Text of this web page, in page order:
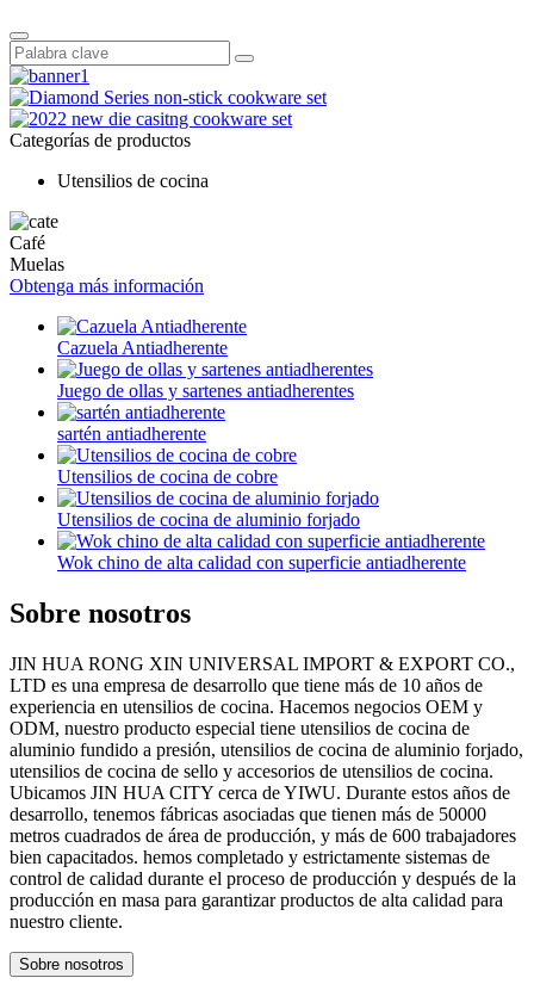
Categorías de productos
Utensilios de cocina
Café
Muelas
Obtenga más información
Cazuela Antiadherente
Juego de ollas y sartenes antiadherentes
sartén antiadherente
Utensilios de cocina de cobre
Utensilios de cocina de aluminio forjado
Wok chino de alta calidad con superficie antiadherente
Sobre nosotros
JIN HUA RONG XIN UNIVERSAL IMPORT & EXPORT CO.,
LTD es una empresa de desarrollo que tiene más de 10 años de
experiencia en utensilios de cocina. Hacemos negocios OEM y
ODM, nuestro producto especial tiene utensilios de cocina de
aluminio fundido a presión, utensilios de cocina de aluminio forjado,
utensilios de cocina de sello y accesorios de utensilios de cocina.
Ubicamos JIN HUA CITY cerca de YIWU. Durante estos años de
desarrollo, tenemos fábricas asociadas que tienen más de 50000
metros cuadrados de área de producción, y más de 600 trabajadores
bien capacitados. hemos completado y estrictamente sistemas de
control de calidad durante el proceso de producción y después de la
producción en masa para garantizar productos de alta calidad para
nuestro cliente.
Sobre nosotros